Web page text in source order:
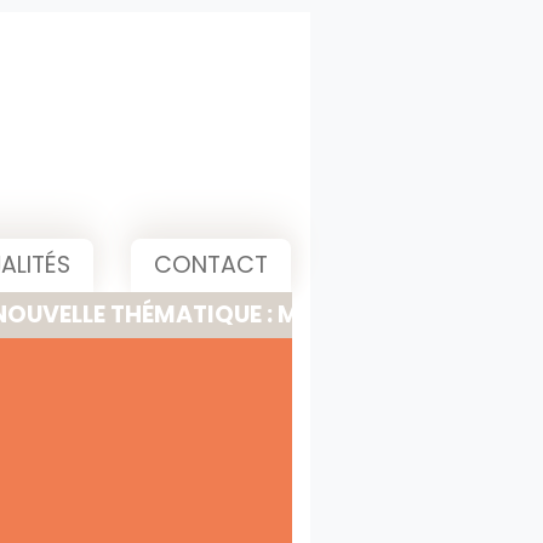
CONTACT
: MEETING, PITCH &